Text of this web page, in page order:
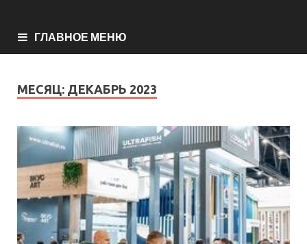
ГЛАВНОЕ МЕНЮ
МЕСЯЦ: ДЕКАБРЬ 2023